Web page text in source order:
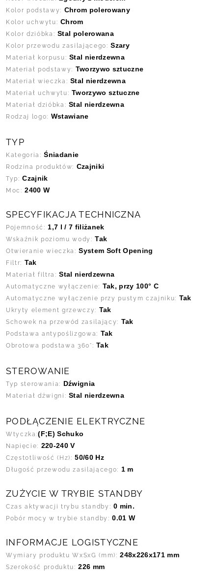
Kolor podstawy: Chrom polerowany
Kolor uchwytu: Chrom
Kolor dzióbka: Stal polerowana
Kolor przewodu zasilającego:Szary
Materiał korpusu: Stal nierdzewna
Materiał podstawy: Tworzywo sztuczne
Materiał wieczka: Stal nierdzewna
Materiał uchwytu: Tworzywo sztuczne
Materiał dzióbka: Stal nierdzewna
Rodzaj logo: Wstawiane
TYP
Kategoria:Śniadanie
Rodzina produktów: Czajniki
Typ:Czajnik
Moc:2400 W
SPECYFIKACJA TECHNICZNA
Pojemność:1,7 l / 7 filiżanek
Wskaźnik poziomu wody:Tak
Otwieranie wieczka:System Soft Opening
Filtr: Tak
Materiał filtra:Stal nierdzewna
Automatyczne wyłączenie: Tak, przy 100° C
Automatyczne wyłączenie przy pustym czajniku: Tak
Ukryty element grzewczy: Tak
Schowek na przewód zasilający: Tak
Podstawa antypoślizgowa: Tak
Obrotowa podstawa 360°: Tak
STEROWANIE
Typ sterowania: Dźwignia
Materiał dźwigni: Stal nierdzewna
PODŁĄCZENIE ELEKTRYCZNE
Wtyczka:(F;E) Schuko
Napięcie: 220-240 V
Częstotliwość (Hz):50/60 Hz
Długość przewodu zasilającego: 1 m
ZUŻYCIE W TRYBIE STANDBY
Czas aktywacji trybu standby: 0 min.
Pobór mocy w trybie standby:0.01 W
INFORMACJE LOGISTYCZNE
Wymiary produktu WxSxG (mm):248x226x171 mm
Szerokość produktu:226 mm